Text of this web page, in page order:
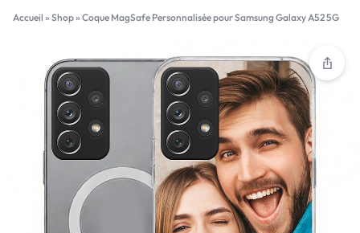
Accueil » Shop» Coque MagSafe Personnalisée pour Samsung Galaxy A52 5G